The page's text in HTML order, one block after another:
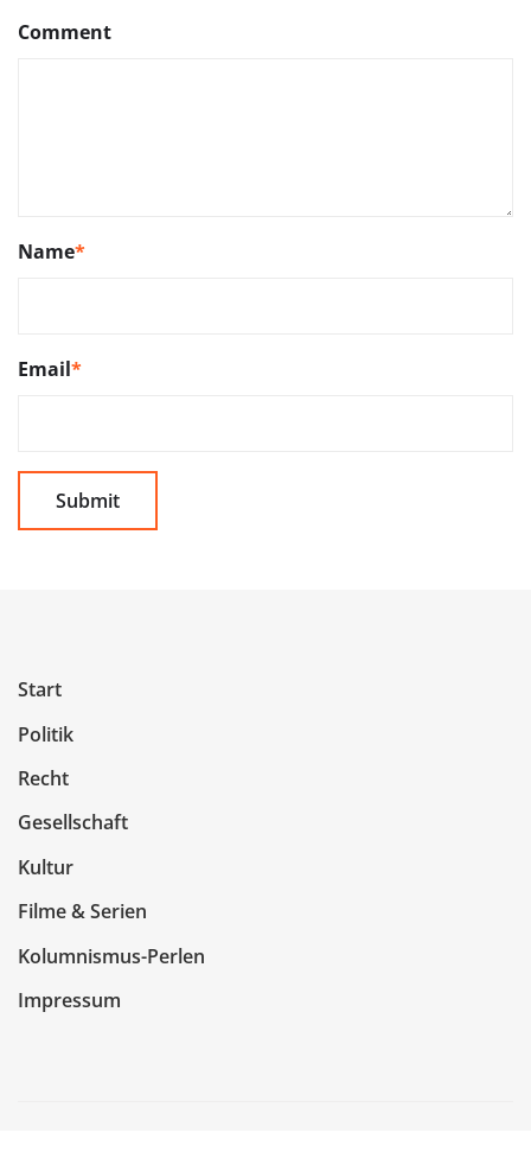
Comment
Name*
Email*
Start
Politik
Recht
Gesellschaft
Kultur
Filme & Serien
Kolumnismus-Perlen
Impressum